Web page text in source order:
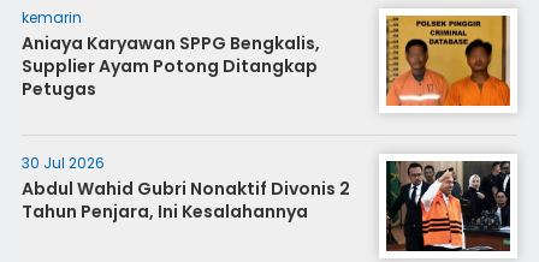
kemarin
Aniaya Karyawan SPPG Bengkalis,
Supplier Ayam Potong Ditangkap
Petugas
30 Jul 2026
Abdul Wahid Gubri Nonaktif Divonis 2
Tahun Penjara, Ini Kesalahannya